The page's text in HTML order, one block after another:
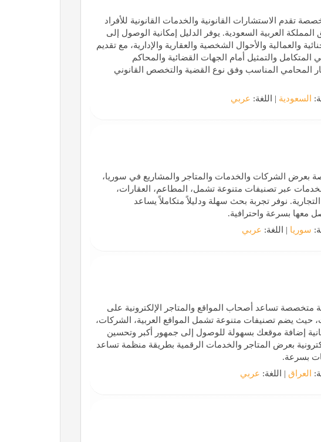
تقدم الاستشارات القانونية والخدمات القانونية للأفراد
العربية السعودية. يوفر الدليل إمكانية الوصول إلى
والعمالية والأحوال الشخصية والعقارية والإدارية، مع تقديم
المتكامل والتمثيل أمام الجهات القضائية والمحاكم
المحامي المناسب وفق نوع القضية والتخصص القانوني
السعودية | اللغة: عربي
الشركات والخدمات والمتاجر والمشاريع في سوريا،
عبر تصنيفات متنوعة تشمل، المطاعم، العقارات،
نوفر تجربة بحث سهلة ودليلاً متكاملاً يساعد
معها بسرعة واحترافية.
سوريا | اللغة: عربي
متخصصة تساعد أصحاب المواقع والمتاجر الإلكترونية على
حيث يضم تصنيفات متنوعة تشمل المواقع العربية، الشركات،
إضافة موقعك بسهولة للوصول إلى جمهور أكبر وتحسين
بعرض المتاجر والخدمات الرقمية بطريقة منظمة تساعد
بسرعة.
العراق | اللغة: عربي